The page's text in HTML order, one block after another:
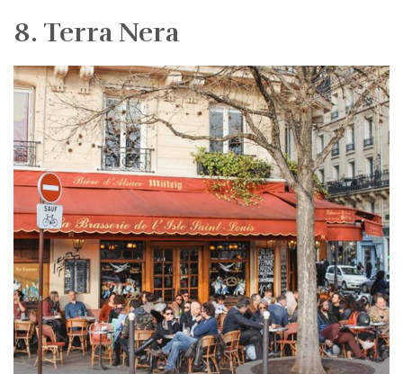
8. Terra Nera